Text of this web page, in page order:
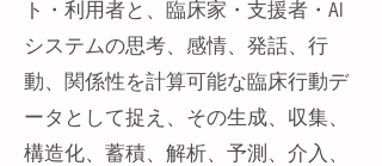
ト・利用者と、臨床家・支援者・AI
システムの思考、感情、発話、行
動、関係性を計算可能な臨床行動デ
ータとして捉え、その生成、収集、
構造化、蓄積、解析、予測、介入、